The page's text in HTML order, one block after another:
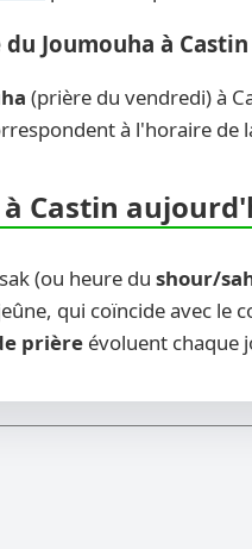
Joumouha à Castin
(prière du vendredi) à
à l'horaire de
Castin
(ou heure du shour/
qui coïncide avec le
prière évoluent chaque